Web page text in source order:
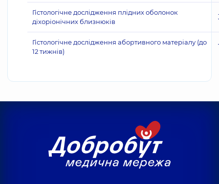
Гістологічне дослідження плідних оболонок
діхоріонічних близнюків
Гістологічне дослідження абортивного матеріалу (до
12 тижнів)